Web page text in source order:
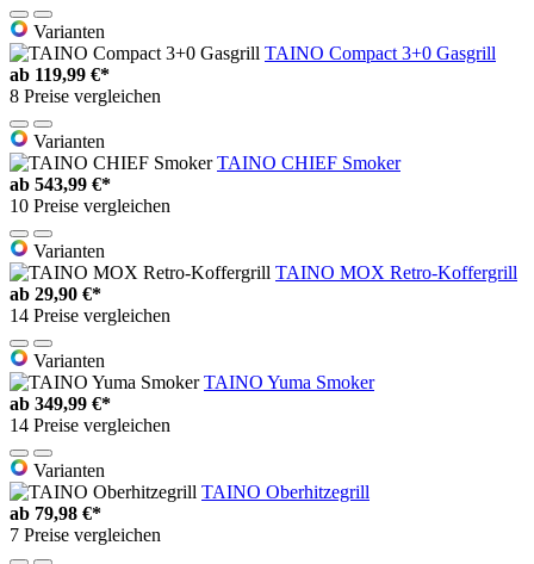
Varianten
TAINO Compact 3+0 Gasgrill
ab 119,99 €*
8 Preise vergleichen
Varianten
TAINO CHIEF Smoker
ab 543,99 €*
10 Preise vergleichen
Varianten
TAINO MOX Retro-Koffergrill
ab 29,90 €*
14 Preise vergleichen
Varianten
TAINO Yuma Smoker
ab 349,99 €*
14 Preise vergleichen
Varianten
TAINO Oberhitzegrill
ab 79,98 €*
7 Preise vergleichen